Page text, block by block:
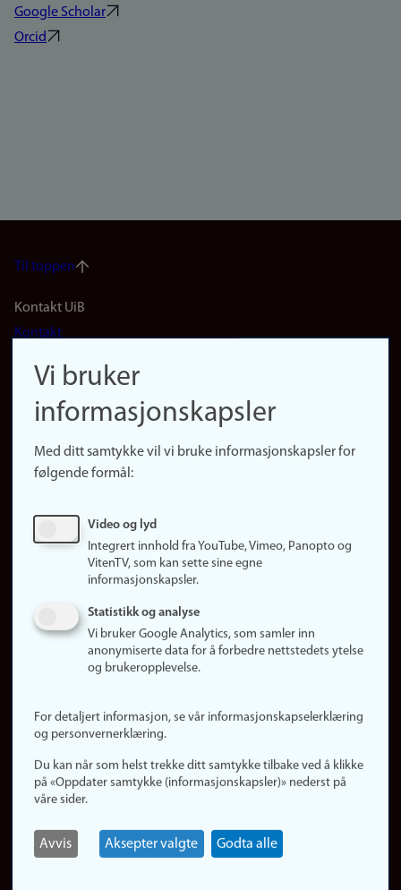
Google Scholar
Orcid
Til toppen
Footer
(no)
Kontakt UiB
Kontakt
Finn forsker
Presse
Finn studier
Ledige stillinger
Om nettstedet
Informasjonskapsler
Personvern
Logg inn
Rediger din ansattside
Vi bruker
informasjonskapsler
Med ditt samtykke vil vi bruke informasjonskapsler for
følgende formål:
Video og lyd
Integrert innhold fra YouTube, Vimeo, Panopto og
VitenTV, som kan sette sine egne
informasjonskapsler.
Statistikk og analyse
Vi bruker Google Analytics, som samler inn
anonymiserte data for å forbedre nettstedets ytelse
og brukeropplevelse.
For detaljert informasjon, se vår informasjonskapselerklæring
og personvernerklæring.
Du kan når som helst trekke ditt samtykke tilbake ved å klikke
på «Oppdater samtykke (informasjonskapsler)» nederst på
våre sider.
Avvis Aksepter valgte Godta alle